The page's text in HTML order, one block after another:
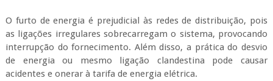
O furto de energia é prejudicial às redes de distribuição, pois
as ligações irregulares sobrecarregam o sistema, provocando
interrupção do fornecimento. Além disso, a prática do desvio
de energia ou mesmo ligação clandestina pode causar
acidentes e onerar à tarifa de energia elétrica.